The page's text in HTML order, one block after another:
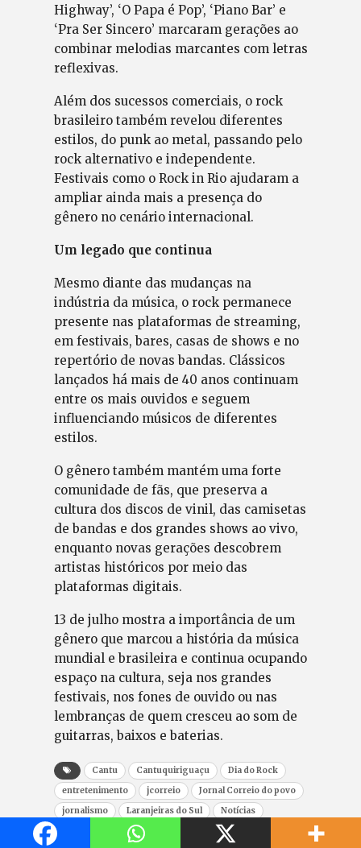
Highway’, ‘O Papa é Pop’, ‘Piano Bar’ e
‘Pra Ser Sincero’ marcaram gerações ao
combinar melodias marcantes com letras
reflexivas.
Além dos sucessos comerciais, o rock
brasileiro também revelou diferentes
estilos, do punk ao metal, passando pelo
rock alternativo e independente.
Festivais como o Rock in Rio ajudaram a
ampliar ainda mais a presença do
gênero no cenário internacional.
Um legado que continua
Mesmo diante das mudanças na
indústria da música, o rock permanece
presente nas plataformas de streaming,
em festivais, bares, casas de shows e no
repertório de novas bandas. Clássicos
lançados há mais de 40 anos continuam
entre os mais ouvidos e seguem
influenciando músicos de diferentes
estilos.
O gênero também mantém uma forte
comunidade de fãs, que preserva a
cultura dos discos de vinil, das camisetas
de bandas e dos grandes shows ao vivo,
enquanto novas gerações descobrem
artistas históricos por meio das
plataformas digitais.
13 de julho mostra a importância de um
gênero que marcou a história da música
mundial e brasileira e continua ocupando
espaço na cultura, seja nos grandes
festivais, nos fones de ouvido ou nas
lembranças de quem cresceu ao som de
guitarras, baixos e baterias.
Cantu Cantuquiriguaçu
Dia do Rock
entretenimento
jcorreio
Jornal Correio do povo
jornalismo
Laranjeiras do Sul
Notícias
Paraná
Rock and Roll